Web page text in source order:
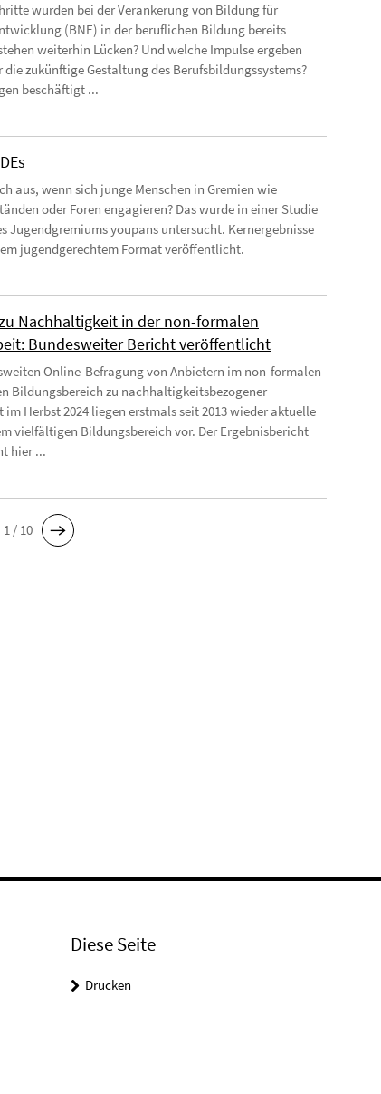
wurden bei der Verankerung von Bildung für
(BNE) in der beruflichen Bildung bereits
weiterhin Lücken? Und welche Impulse ergeben
die zukünftige Gestaltung des Berufsbildungssystems?
beschäftigt ...
aus, wenn sich junge Menschen in Gremien wie
oder Foren engagieren? Das wurde in einer Studie
Jugendgremiums youpans untersucht. Kernergebnisse
jugendgerechtem Format veröffentlicht.
Nachhaltigkeit in der non-formalen
Bundesweiter Bericht veröffentlicht
Online-Befragung von Anbietern im non-formalen
Bildungsbereich zu nachhaltigkeitsbezogener
Herbst 2024 liegen erstmals seit 2013 wieder aktuelle
vielfältigen Bildungsbereich vor. Der Ergebnisbericht
hier ...
1 / 10
Diese Seite
Drucken